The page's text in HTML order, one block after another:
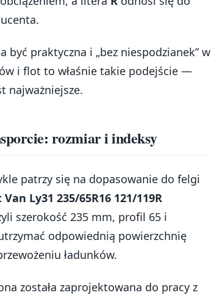
praktyczna i „bez niespodzianek” w
i flot to właśnie takie podejście —
najważniejsze.
rozmiar i indeksy
patrzy się na dopasowanie do felgi
Ly31 235/65R16 121/119R
szerokość 235 mm, profil 65 i
odpowiednią powierzchnię
ładunków.
została zaprojektowana do pracy z